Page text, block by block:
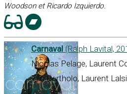
Woodson et Ricardo Izquierdo.
Carnaval(Ralph Lavital,
Nicolas Pelage, Laurent
Tilo Bertholo, Laurent